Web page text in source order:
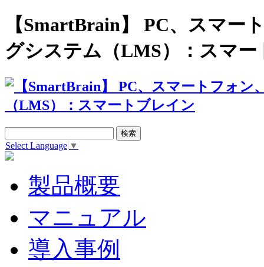
【SmartBrain】 PC、スマー
グシステム（LMS）：スマー
Select Language ▼
製品概要
マニュアル
導入事例